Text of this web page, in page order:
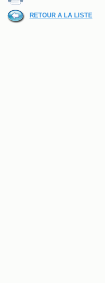
RETOUR A LA LISTE